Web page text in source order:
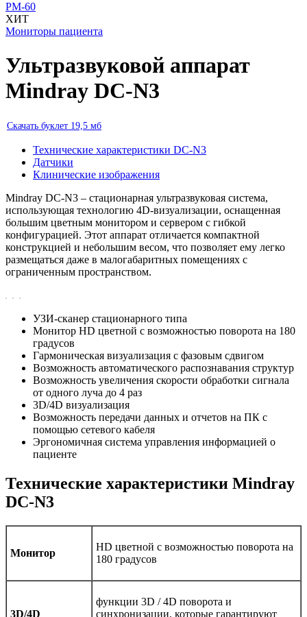
PM-60
ХИТ
Мониторы пациента
Ультразвуковой аппарат
Mindray DC-N3
Скачать буклет 19,5 мб
Технические характеристики DC-N3
Датчики
Клинические изображения
Mindray DC-N3 – стационарная ультразвуковая система,
использующая технологию 4D-визуализации, оснащенная
большим цветным монитором и сервером с гибкой
конфигурацией. Этот аппарат отличается компактной
конструкцией и небольшим весом, что позволяет ему легко
размещаться даже в малогабаритных помещениях с
ограниченным пространством.
УЗИ-сканер стационарного типа
Монитор HD цветной с возможностью поворота на 180
градусов
Гармоническая визуализация с фазовым сдвигом
Возможность автоматического распознавания структур
Возможность увеличения скорости обработки сигнала
от одного луча до 4 раз
3D/4D визуализация
Возможность передачи данных и отчетов на ПК с
помощью сетевого кабеля
Эргономичная система управления информацией о
пациенте
Технические характеристики Mindray
DC-N3
Монитор
HD цветной с возможностью поворота на
180 градусов
3D/4D
функции 3D / 4D поворота и
синхронизации, которые гарантируют